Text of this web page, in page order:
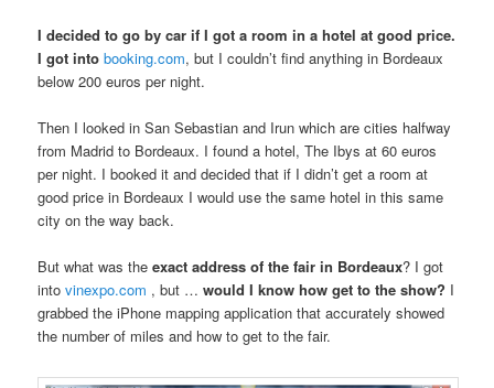
I decided to go by car if I got a room in a hotel at good price.
I got into booking.com, but I couldn’t find anything in Bordeaux
below 200 euros per night.
Then I looked in San Sebastian and Irun which are cities halfway
from Madrid to Bordeaux. I found a hotel, The Ibys at 60 euros
per night. I booked it and decided that if I didn’t get a room at
good price in Bordeaux I would use the same hotel in this same
city on the way back.
But what was theexact address of the fair in Bordeaux? I got
intovinexpo.com , but …would I know how get to the show? I
grabbed the iPhone mapping application that accurately showed
the number of miles and how to get to the fair.